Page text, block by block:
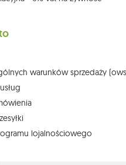
warunków sprzedaży
lojalnościowego